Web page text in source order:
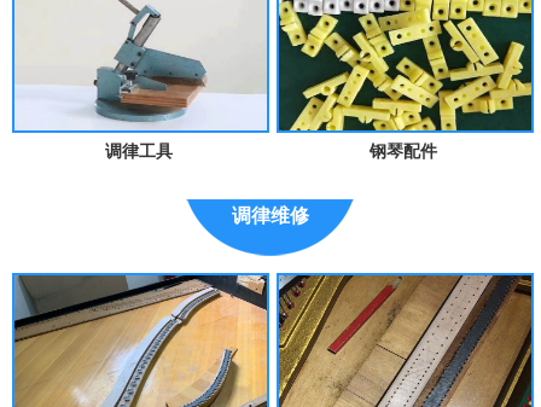
调律工具 钢琴配件
调律维修